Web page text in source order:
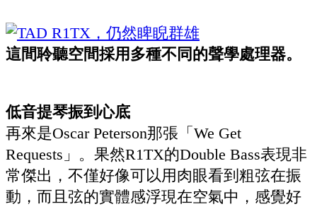
這間聆聽空間採用多種不同的聲學處理器。
低音提琴振到心底
再來是Oscar Peterson那張「We Get
Requests」。果然R1TX的Double Bass表現非
常傑出，不僅好像可以用肉眼看到粗弦在振
動，而且弦的實體感浮現在空氣中，感覺好